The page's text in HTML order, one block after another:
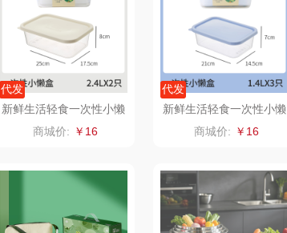
左都 博莱克
浅香（包销款） 一个人的星球
思宜莱 迪士尼（儿童类）
秒秒测
昔马 兰士顿 追鲸
代发
新鲜生活轻食一次性小懒
盒SH-7728
商城价: ￥16
代发
新鲜生活轻食一次性小懒
盒SH-7727
商城价: ￥16